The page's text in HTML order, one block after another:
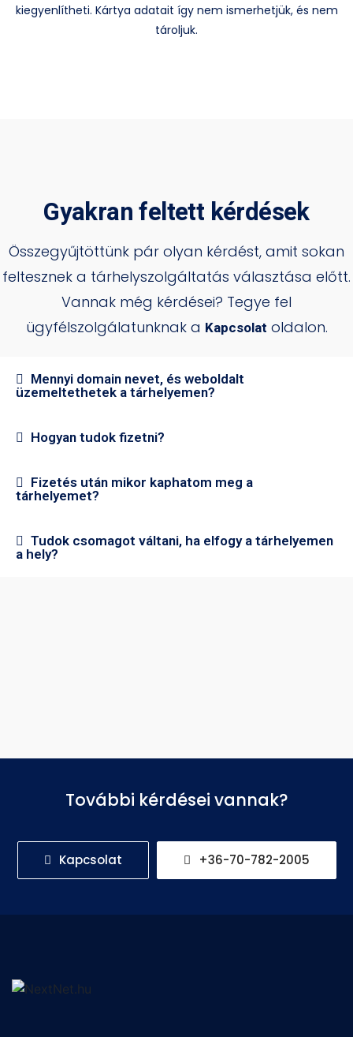
kiegyenlítheti. Kártya adatait így nem ismerhetjük, és nem
tároljuk.
Gyakran feltett kérdések
Összegyűjtöttünk pár olyan kérdést, amit sokan
feltesznek a tárhelyszolgáltatás választása előtt.
Vannak még kérdései? Tegye fel
ügyfélszolgálatunknak a Kapcsolat oldalon.
Mennyi domain nevet, és weboldalt
üzemeltethetek a tárhelyemen?
Hogyan tudok fizetni?
Fizetés után mikor kaphatom meg a
tárhelyemet?
Tudok csomagot váltani, ha elfogy a tárhelyemen
a hely?
További kérdései vannak?
Kapcsolat +36-70-782-2005